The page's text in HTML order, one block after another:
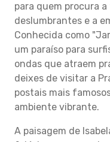
para quem procura
deslumbrantes e a
Conhecida como
um paraíso para
ondas que atraem
deixes de visitar a
postais mais
ambiente vibrante.
A paisagem de